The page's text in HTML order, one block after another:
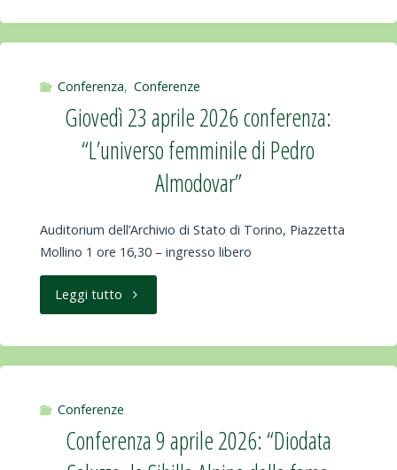
testo
città
contemporanea"
maggio
2026
conferenza:
“Torino
ancora
la
capitale
d’Italia
contemporanea?”"
Conferenza, Conferenze
Giovedì 23 aprile 2026 conferenza:
“L’universo femminile di Pedro
Almodovar”
Auditorium dell’Archivio di Stato di Torino, Piazzetta
Mollino 1 ore 16,30 – ingresso libero
Leggi tutto "Giovedì
aprile
2026
conferenza:
Conferenze
Conferenza 9 aprile 2026: “Diodata